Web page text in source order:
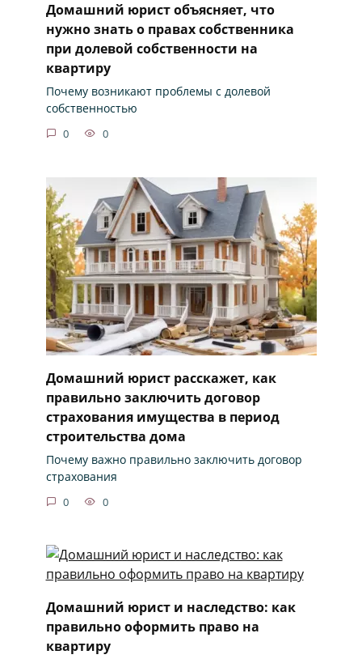
Домашний юрист объясняет, что
нужно знать о правах собственника
при долевой собственности на
квартиру
Почему возникают проблемы с долевой
собственностью
0 0
Домашний юрист расскажет, как
правильно заключить договор
страхования имущества в период
строительства дома
Почему важно правильно заключить договор
страхования
0 0
Домашний юрист и наследство: как
правильно оформить право на
квартиру